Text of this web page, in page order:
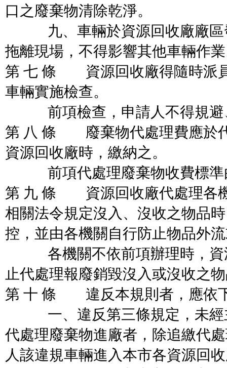
口之廢棄物清除乾淨。
九、車輛於資源回收廠廠區
拖離現場，不得影響其他車輛作
第 七 條 資源回收廠得隨時派
車輛實施檢查。
前項檢查，申請人不得規避
第 八 條 廢棄物代處理費應於
資源回收廠時，繳納之。
前項代處理廢棄物收費標準
第 九 條 資源回收廠代處理各
相關法令規定沒入、沒收之物品
控，並由各機關自行防止物品外
各機關不依前項辦理時，資
止代處理報廢銷毀沒入或沒收之
第 十 條 違反本規則者，應依
一、違反第三條規定，未經
代處理廢棄物進廠者，除追繳代
人該違規車輛進入本市各資源回